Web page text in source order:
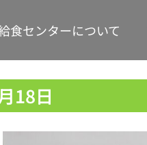
食センターについて
18日